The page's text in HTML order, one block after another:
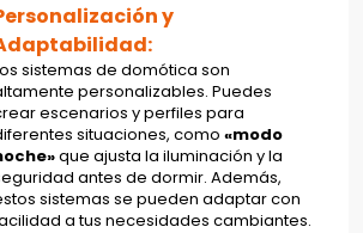
y
sistemas de domótica son
personalizables. Puedes
escenarios y perfiles para
situaciones, como «modo
que ajusta la iluminación y la
antes de dormir. Además,
sistemas se pueden adaptar con
a tus necesidades cambiantes.